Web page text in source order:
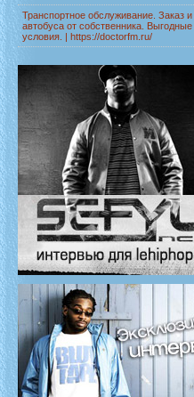
Транспортное обслуживание. Заказ и
автобуса от собственника . Выгодные
условия. | https://doctorfm.ru/